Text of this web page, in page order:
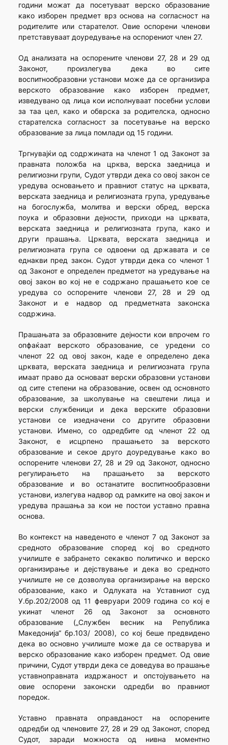
години можат да посетуваат верско образование
како изборен предмет врз основа на согласност на
родителите или старателот. Овие оспорени членови
претставуваат доуредување на оспорениот член 27.
Од анализата на оспорените членови 27, 28 и 29 од
Законот, произлегува дека во сите
воспитнообразовни установи може да се организира
верското образование како изборен предмет,
изведувано од лица кои исполнуваат посебни услови
за таа цел, како и обврска за родителска, односно
старателска согласност за посетување на верско
образование за лица помлади од 15 години.
Тргнувајќи од содржината на членот 1 од Законот за
правната положба на црква, верска заедница и
религиозни групи, Судот утврди дека со овој закон се
уредува основањето и правниот статус на црквата,
верската заедница и религиозната група, уредување
на богослужба, молитва и верски обред, верска
поука и образовни дејности, приходи на црквата,
верската заедница и религиозната група, како и
други прашања. Црквата, верската заедница и
религиозната група се одвоени од државата и се
еднакви пред закон. Судот утврди дека со членот 1
од Законот е определен предметот на уредување на
овој закон во кој не е содржано прашањето кое се
уредува со оспорените членови 27, 28 и 29 од
Законот и е надвор од предметната законска
содржина.
Прашањата за образовните дејности кои впрочем го
опфаќаат верското образование, се уредени со
членот 22 од овој закон, каде е определено дека
црквата, верската заедница и религиозната група
имаат право да основаат верски образовни установи
од сите степени на образование, освен од основното
образование, за школување на свештени лица и
верски службеници и дека верските образовни
установи се изедначени со другите образовни
установи. Имено, со одредбите од членот 22 од
Законот, е исцрпено прашањето за верското
образование и секое друго доуредување како во
оспорените членови 27, 28 и 29 од Законот, односно
регулирањето на прашањето за верското
образование и во останатите воспитнообразовни
установи, излегува надвор од рамките на овој закон и
уредува прашања за кои не постои уставно правна
основа.
Во контекст на наведеното е членот 7 од Законот за
средното образование според кој во средното
училиште е забрането секакво политичко и верско
организирање и дејствување и дека во средното
училиште не се дозволува организирање на верско
образование, како и Одлуката на Уставниот суд
У.бр.202/2008 од 11 февруари 2009 година со кој е
укинат членот 26 од Законот за основното
образование („Службен весник на Република
Македонија“ бр.103/ 2008), со кој беше предвидено
дека во основно училиште може да се остварува и
верско образование како изборен предмет. Од овие
причини, Судот утврди дека се доведува во прашање
уставноправната издржаност и опстојувањето на
овие оспорени законски одредби во правниот
поредок.
Уставно правната оправданост на оспорените
одредби од членовите 27, 28 и 29 од Законот, според
Судот, заради можноста од нивна моментно